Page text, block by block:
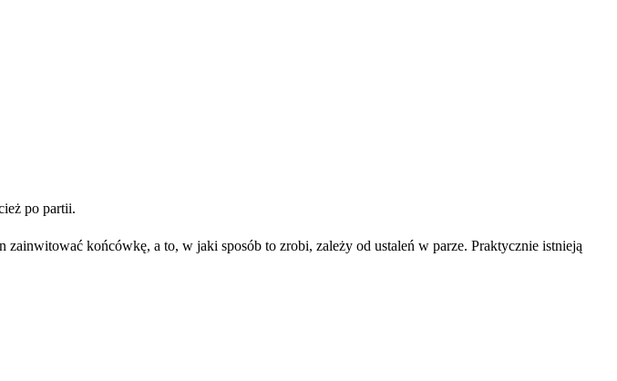
po partii.
zainwitować końcówkę, a to, w jaki sposób to zrobi, zależy od ustaleń w parze. Praktycznie istnieją